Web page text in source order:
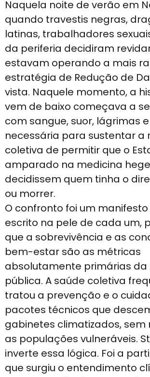
Naquela noite de verão em
quando travestis negras,
latinas, trabalhadores
da periferia decidiram
estavam operando a mais
estratégia de Redução de
vista. Naquele momento, a
vem de baixo começava a
com sangue, suor, lágrimas
necessária para sustentar a
coletiva de permitir que o
amparado na medicina
decidissem quem tinha o
ou morrer.
O confronto foi um
escrito na pele de cada um,
que a sobrevivência e as
bem-estar são as métricas
absolutamente primárias da
pública. A saúde coletiva
tratou a prevenção e o
pacotes técnicos que
gabinetes climatizados, sem
as populações vulneráveis.
inverte essa lógica. Foi a
que surgiu o entendimento